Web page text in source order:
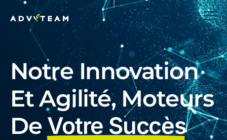
Notre Innovation
Et Agilité, Moteurs
De Votre Succès